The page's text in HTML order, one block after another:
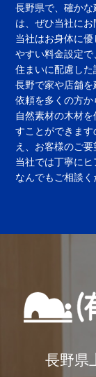
長野県で、確か
は、ぜひ当社にお
当社はお身体に
やすい料金設定
住まいに配慮した
長野で家や店舗
依頼を多くの方か
自然素材の木材
すことができま
え、お客様のご
当社では丁寧に
なんでもご相談く
長野県